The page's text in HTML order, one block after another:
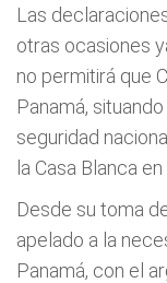
Las
otras ocasiones
no permitirá que
Panamá,
seguridad
la Casa Blanca
Desde su toma
apelado a la
Panamá, con el